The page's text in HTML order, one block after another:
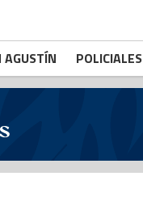
AGUSTÍN POLICIALES